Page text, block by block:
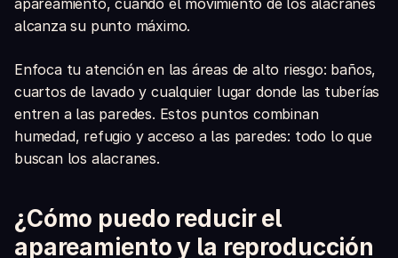
apareamiento, cuando el movimiento de los alacranes
alcanza su punto máximo.
Enfoca tu atención en las áreas de alto riesgo: baños,
cuartos de lavado y cualquier lugar donde las tuberías
entren a las paredes. Estos puntos combinan
humedad, refugio y acceso a las paredes: todo lo que
buscan los alacranes.
¿Cómo puedo reducir el
apareamiento y la reproducción